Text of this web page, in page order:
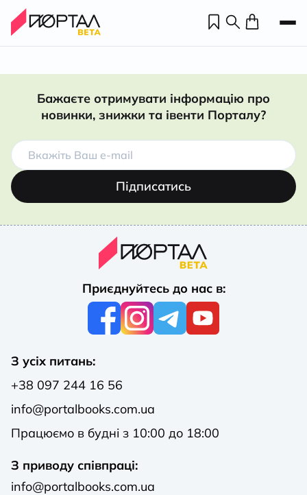
Бажаєте отримувати інформацію про
новинки, знижки та івенти Порталу?
Підписатись
Приєднуйтесь до нас в:
З усіх питань:
+38 097 244 16 56
info@portalbooks.com.ua
Працюємо в будні з 10:00 до 18:00
З приводу співпраці:
info@portalbooks.com.ua